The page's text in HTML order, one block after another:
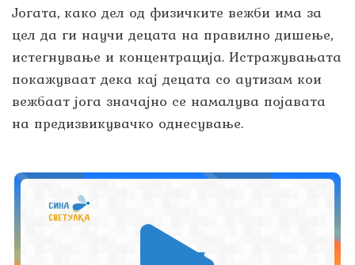
Јогата, како дел од физичките вежби има за
цел да ги научи децата на правилно дишење,
истегнување и концентрација. Истражувањата
покажуваат дека кај децата со аутизам кои
вежбаат јога значајно се намалува појавата
на предизвикувачко однесување.